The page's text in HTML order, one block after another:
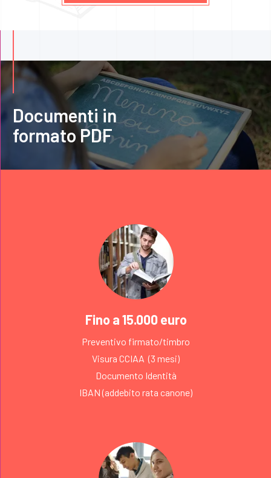
Documenti in
formato PDF
Fino a 15.000 euro
Preventivo firmato/timbro
Visura CCIAA (3 mesi)
Documento Identità
IBAN (addebito rata canone)